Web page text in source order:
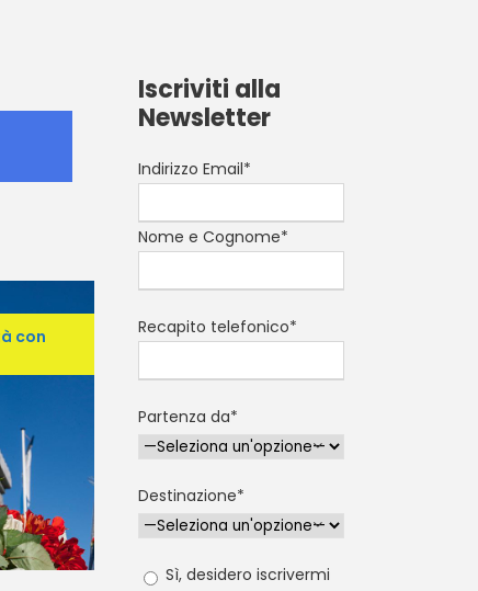
con
Iscriviti alla
Newsletter
Indirizzo Email*
Nome e Cognome*
Recapito telefonico*
Partenza da*
Destinazione*
Sì, desidero iscrivermi